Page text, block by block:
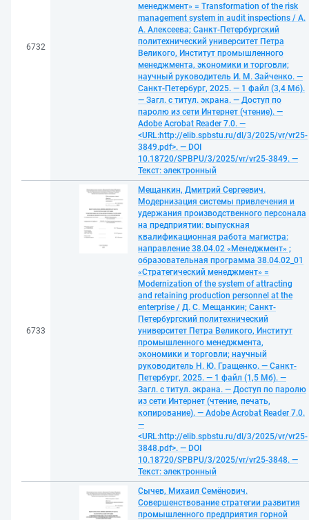
6732
менеджмент» = Transformation of the risk
management system in audit inspections / А.
А. Алексеева; Санкт-Петербургский
политехнический университет Петра
Великого, Институт промышленного
менеджмента, экономики и торговли;
научный руководитель И. М. Зайченко. —
Санкт-Петербург, 2025. — 1 файл (3,4 Мб).
— Загл. с титул. экрана. — Доступ по
паролю из сети Интернет (чтение). —
Adobe Acrobat Reader 7.0. —
<URL:http://elib.spbstu.ru/dl/3/2025/vr/vr25-
3849.pdf>. — DOI
10.18720/SPBPU/3/2025/vr/vr25-3849. —
Текст: электронный
6733
Мещанкин, Дмитрий Сергеевич.
Модернизация системы привлечения и
удержания производственного персонала
на предприятии: выпускная
квалификационная работа магистра:
направление 38.04.02 «Менеджмент» ;
образовательная программа 38.04.02_01
«Стратегический менеджмент» =
Modernization of the system of attracting
and retaining production personnel at the
enterprise / Д. С. Мещанкин; Санкт-
Петербургский политехнический
университет Петра Великого, Институт
промышленного менеджмента,
экономики и торговли; научный
руководитель Н. Ю. Гращенко. — Санкт-
Петербург, 2025. — 1 файл (1,5 Мб). —
Загл. с титул. экрана. — Доступ по паролю
из сети Интернет (чтение, печать,
копирование). — Adobe Acrobat Reader 7.0.
—
<URL:http://elib.spbstu.ru/dl/3/2025/vr/vr25-
3848.pdf>. — DOI
10.18720/SPBPU/3/2025/vr/vr25-3848. —
Текст: электронный
Сычев, Михаил Семёнович.
Совершенствование стратегии развития
промышленного предприятия горной